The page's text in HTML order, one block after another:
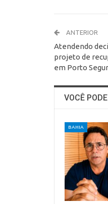
ANTERIOR
Atendendo
projeto de
em Porto
VOCÊ
BAHIA